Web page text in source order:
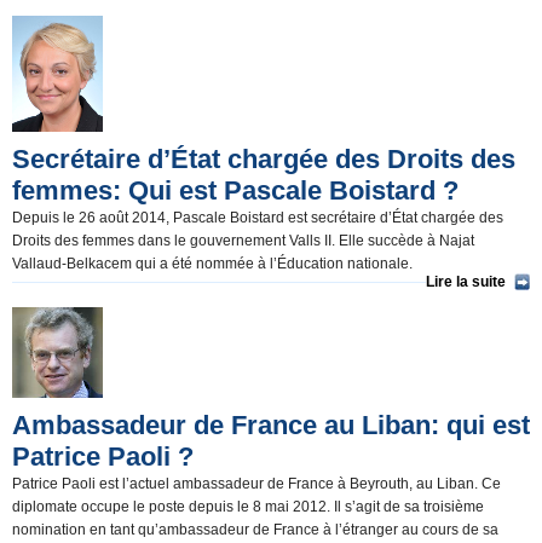
Secrétaire d’État chargée des Droits des
femmes: Qui est Pascale Boistard ?
Depuis le 26 août 2014, Pascale Boistard est secrétaire d’État chargée des
Droits des femmes dans le gouvernement Valls II. Elle succède à Najat
Vallaud-Belkacem qui a été nommée à l’Éducation nationale.
Lire la suite
Ambassadeur de France au Liban: qui est
Patrice Paoli ?
Patrice Paoli est l’actuel ambassadeur de France à Beyrouth, au Liban. Ce
diplomate occupe le poste depuis le 8 mai 2012. Il s’agit de sa troisième
nomination en tant qu’ambassadeur de France à l’étranger au cours de sa